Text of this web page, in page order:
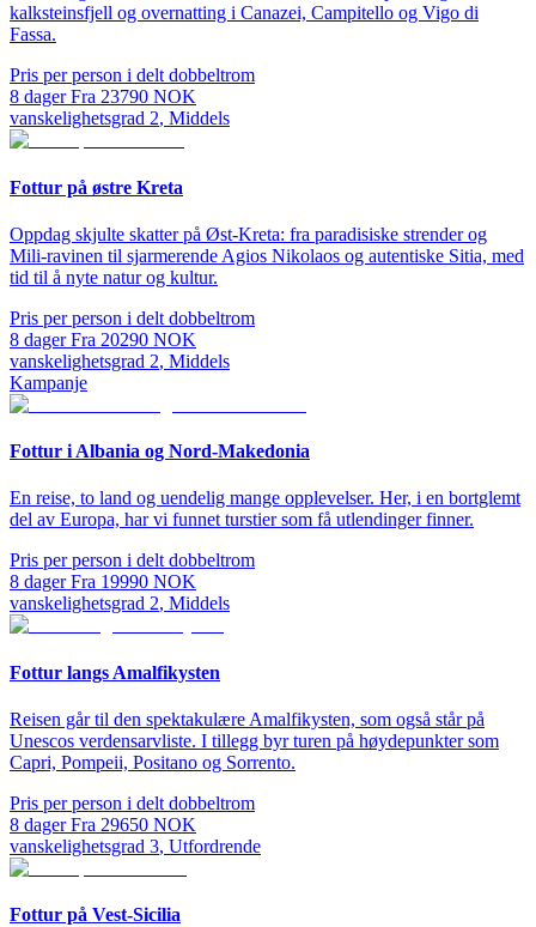
kalksteinsfjell og overnatting i Canazei, Campitello og Vigo di
Fassa.
Pris per person i delt dobbeltrom
8 dager Fra 23790 NOK
vanskelighetsgrad 2, Middels
Fottur på østre Kreta
Oppdag skjulte skatter på Øst-Kreta: fra paradisiske strender og
Mili-ravinen til sjarmerende Agios Nikolaos og autentiske Sitia, med
tid til å nyte natur og kultur.
Pris per person i delt dobbeltrom
8 dager Fra 20290 NOK
vanskelighetsgrad 2, Middels
Kampanje
Fottur i Albania og Nord-Makedonia
En reise, to land og uendelig mange opplevelser. Her, i en bortglemt
del av Europa, har vi funnet turstier som få utlendinger finner.
Pris per person i delt dobbeltrom
8 dager Fra 19990 NOK
vanskelighetsgrad 2, Middels
Fottur langs Amalfikysten
Reisen går til den spektakulære Amalfikysten, som også står på
Unescos verdensarvliste. I tillegg byr turen på høydepunkter som
Capri, Pompeii, Positano og Sorrento.
Pris per person i delt dobbeltrom
8 dager Fra 29650 NOK
vanskelighetsgrad 3, Utfordrende
Fottur på Vest-Sicilia